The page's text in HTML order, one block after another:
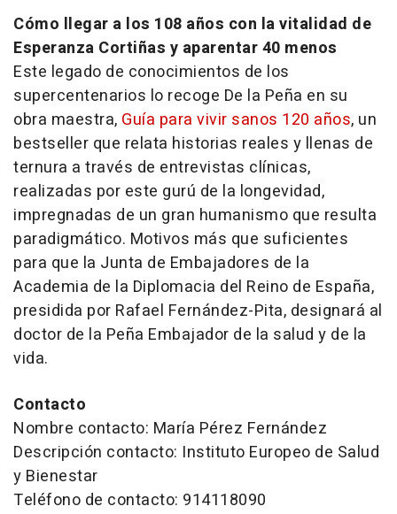
Cómo llegar a los 108 años con la vitalidad de
Esperanza Cortiñas y aparentar 40 menos
Este legado de conocimientos de los
supercentenarios lo recoge De la Peña en su
obra maestra, Guía para vivir sanos 120 años, un
bestseller que relata historias reales y llenas de
ternura a través de entrevistas clínicas,
realizadas por este gurú de la longevidad,
impregnadas de un gran humanismo que resulta
paradigmático. Motivos más que suficientes
para que la Junta de Embajadores de la
Academia de la Diplomacia del Reino de España,
presidida por Rafael Fernández-Pita, designará al
doctor de la Peña Embajador de la salud y de la
vida.
Contacto
Nombre contacto: María Pérez Fernández
Descripción contacto: Instituto Europeo de Salud
y Bienestar
Teléfono de contacto: 914118090